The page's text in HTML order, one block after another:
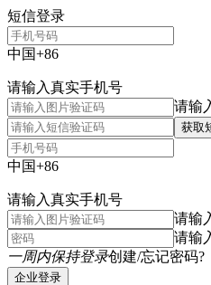
短信登录
中国+86
请输入真实手机号
请输
获取
中国+86
请输入真实手机号
请输
请输
一周内保持登录创建/忘记密码?
企业登录